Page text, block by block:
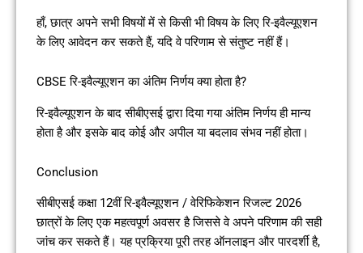
हाँ, छात्र अपने सभी विषयों में से किसी भी विषय के लिए रि-इवैल्यूएशन
के लिए आवेदन कर सकते हैं, यदि वे परिणाम से संतुष्ट नहीं हैं।
CBSE रि-इवैल्यूएशन का अंतिम निर्णय क्या होता है?
रि-इवैल्यूएशन के बाद सीबीएसई द्वारा दिया गया अंतिम निर्णय ही मान्य
होता है और इसके बाद कोई और अपील या बदलाव संभव नहीं होता।
Conclusion
सीबीएसई कक्षा 12वीं रि-इवैल्यूएशन / वेरिफिकेशन रिजल्ट 2026
छात्रों के लिए एक महत्वपूर्ण अवसर है जिससे वे अपने परिणाम की सही
जांच कर सकते हैं। यह प्रक्रिया पूरी तरह ऑनलाइन और पारदर्शी है,